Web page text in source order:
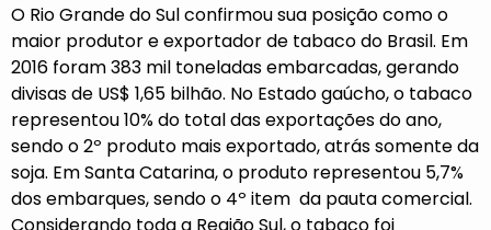
O Rio Grande do Sul confirmou sua posição como o
maior produtor e exportador de tabaco do Brasil. Em
2016 foram 383 mil toneladas embarcadas, gerando
divisas de US$ 1,65 bilhão. No Estado gaúcho, o tabaco
representou 10% do total das exportações do ano,
sendo o 2º produto mais exportado, atrás somente da
soja. Em Santa Catarina, o produto representou 5,7%
dos embarques, sendo o 4º item da pauta comercial.
Considerando toda a Região Sul, o tabaco foi